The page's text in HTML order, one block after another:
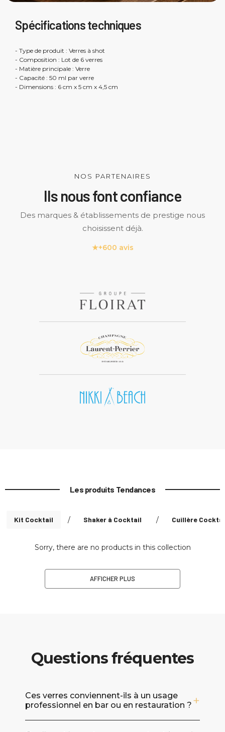
Spécifications techniques
- Type de produit : Verres à shot
- Composition : Lot de 6 verres
- Matière principale : Verre
- Capacité : 50 ml par verre
- Dimensions : 6 cm x 5 cm x 4,5 cm
NOS PARTENAIRES
Ils nous font confiance
Des marques & établissements de prestige nous
choisissent déjà.
★+600 avis
Les produits Tendances
Kit Cocktail / Shaker à Cocktail / Cuillère
Sorry, there are no products in this collection
AFFICHER PLUS
Questions fréquentes
Ces verres conviennent-ils à un usage
professionnel en bar ou en restauration ?